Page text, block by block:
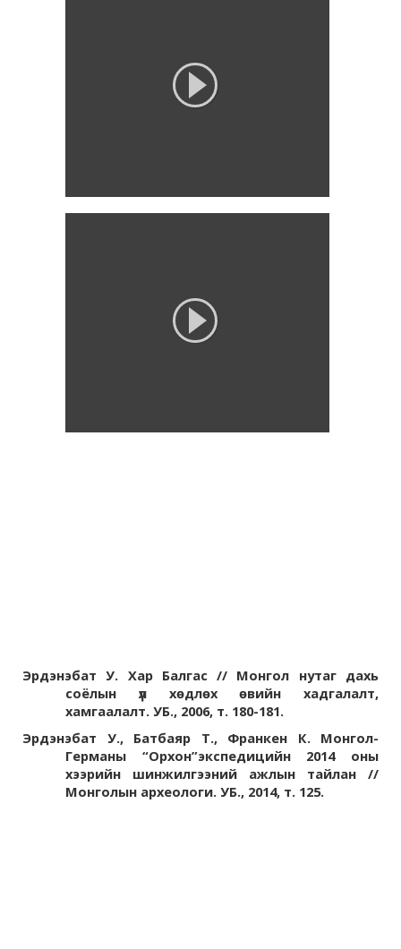
Эрдэнэбат У. Хар Балгас // Монгол нутаг дахь
соёлын үл хөдлөх өвийн хадгалалт,
хамгаалалт. УБ., 2006, т. 180-181.
Эрдэнэбат У., Батбаяр Т., Франкен К. Монгол-
Германы “Орхон”экспедицийн 2014 оны
хээрийн шинжилгээний ажлын тайлан //
Монголын археологи. УБ., 2014, т. 125.